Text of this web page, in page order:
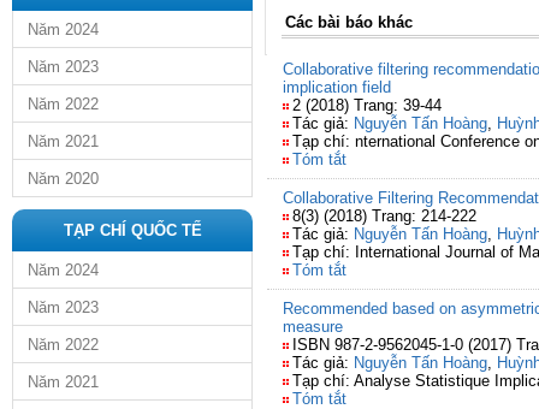
Năm 2024
Năm 2023
Năm 2022
Năm 2021
Năm 2020
TẠP CHÍ QUỐC TẾ
Năm 2024
Năm 2023
Năm 2022
Năm 2021
Các bài báo khác
Collaborative filtering
implication field
2 (2018) Trang: 39-44
Tác giả: Nguyễn Tấn Hoàng,
Tạp chí: nternational Conference
Tóm tắt
Collaborative Filtering
8(3) (2018) Trang: 214-222
Tác giả: Nguyễn Tấn Hoàng,
Tạp chí: International Journal of
Tóm tắt
Recommended based on
measure
ISBN 987-2-9562045-1-0 (2017)
Tác giả: Nguyễn Tấn Hoàng,
Tạp chí: Analyse Statistique
Tóm tắt